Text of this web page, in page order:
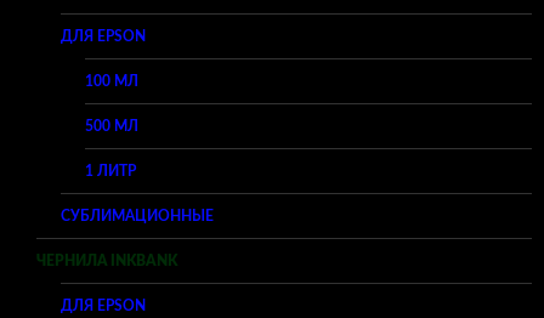
ДЛЯ EPSON
100 МЛ
500 МЛ
1 ЛИТР
СУБЛИМАЦИОННЫЕ
ЧЕРНИЛА INKBANK
ДЛЯ EPSON